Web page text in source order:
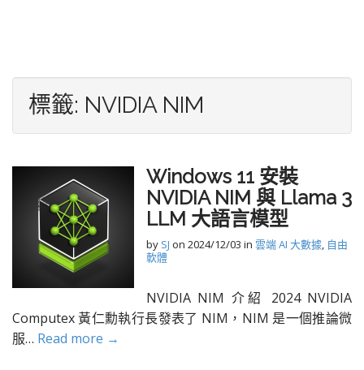
標籤: NVIDIA NIM
Windows 11 安裝
NVIDIA NIM 與 Llama 3
LLM 大語言模型
by SJ on 2024/12/03 in 雲端 AI 大數據, 自由
軟體
NVIDIA NIM 介紹 2024 NVIDIA
Computex 黃仁勳執行長發表了 NIM，NIM 是一個推論微
服… Read more →